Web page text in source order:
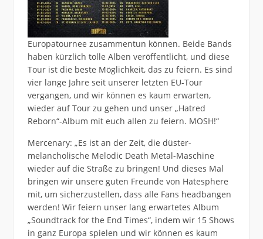
Europatournee zusammentun können. Beide Bands
haben kürzlich tolle Alben veröffentlicht, und diese
Tour ist die beste Möglichkeit, das zu feiern. Es sind
vier lange Jahre seit unserer letzten EU-Tour
vergangen, und wir können es kaum erwarten,
wieder auf Tour zu gehen und unser „Hatred
Reborn“-Album mit euch allen zu feiern. MOSH!“
Mercenary: „Es ist an der Zeit, die düster-
melancholische Melodic Death Metal-Maschine
wieder auf die Straße zu bringen! Und dieses Mal
bringen wir unsere guten Freunde von Hatesphere
mit, um sicherzustellen, dass alle Fans headbangen
werden! Wir feiern unser lang erwartetes Album
„Soundtrack for the End Times“, indem wir 15 Shows
in ganz Europa spielen und wir können es kaum